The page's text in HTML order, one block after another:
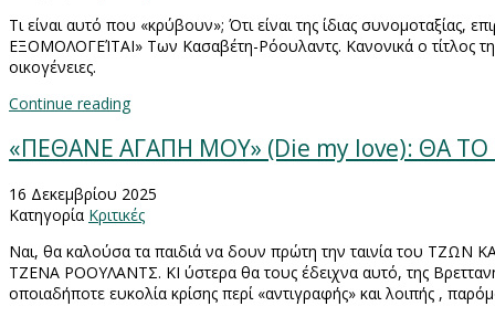
Τι είναι αυτό που «κρύβουν»; Ότι είναι της ίδιας
ΕΞΟΜΟΛΟΓΕΊΤΑΙ» Των Κασαβέτη-Ρόουλαντς. Κανονικά ο τίτλος
οικογένειες.
Continue reading
«ΠΕΘΑΝΕ ΑΓΑΠΗ ΜΟΥ» (Die my love): ΘΑ ΤΟ
16 Δεκεμβρίου 2025
Κατηγορία Κριτικές
Ναι, θα καλούσα τα παιδιά να δουν πρώτη την ταινία του
ΤΖΕΝΑ ΡΟΟΥΛΑΝΤΣ. ΚΙ ύστερα θα τους έδειχνα αυτό, της
οποιαδήποτε ευκολία κρίσης περί «αντιγραφής» και λοιπής ,